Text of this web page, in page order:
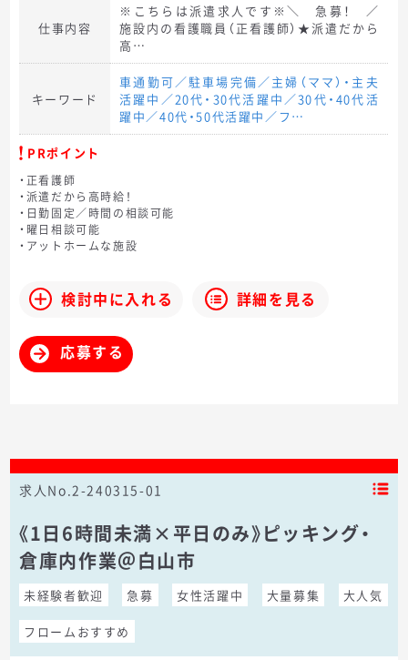
仕事内容
※こちらは派遣求人です※＼ 急募！ ／
施設内の看護職員（正看護師）★派遣だから
高…
キーワード
車通勤可／駐車場完備／主婦（ママ）・主夫
活躍中／20代・30代活躍中／30代・40代活
躍中／40代・50代活躍中／フ…
PRポイント
・正看護師
・派遣だから高時給！
・日勤固定／時間の相談可能
・曜日相談可能
・アットホームな施設
検討中に入れる 詳細を見る
応募する
求人No.2-240315-01
《1日6時間未満×平日のみ》ピッキング・
倉庫内作業＠白山市
未経験者歓迎 急募 女性活躍中 大量募集 大人気
フロームおすすめ